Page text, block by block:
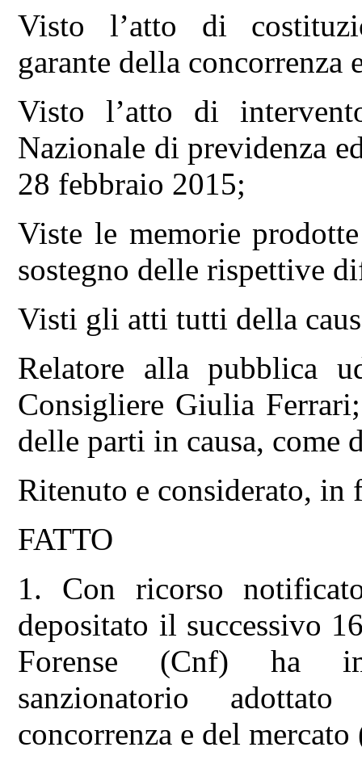
Visto l’atto di
garante della concorrenza
Visto l’atto di
Nazionale di previdenza
28 febbraio 2015;
Viste le memorie
sostegno delle rispettive
Visti gli atti tutti della
Relatore alla pubblica
Consigliere Giulia
delle parti in causa, come
Ritenuto e considerato, in
FATTO
1. Con ricorso
depositato il successivo
Forense (Cnf) ha
sanzionatorio
concorrenza e del